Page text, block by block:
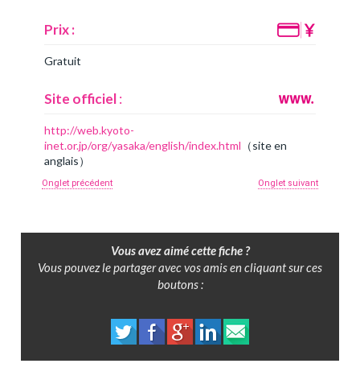
Prix :
Gratuit
Site officiel:
http://web.kyoto-
inet.or.jp/org/yasaka/english/index.html （site en
anglais）
Onglet précédent Onglet suivant
Vous avez aimé cette fiche ?
Vous pouvez le partager avec vos amis en cliquant sur ces
boutons :